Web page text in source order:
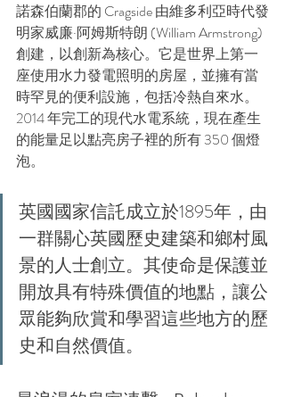
諾森伯蘭郡的 Cragside 由維多利亞時代發
明家威廉·阿姆斯特朗 (William Armstrong)
創建，以創新為核心。它是世界上第一
座使用水力發電照明的房屋，並擁有當
時罕見的便利設施，包括冷熱自來水。
2014 年完工的現代水電系統，現在產生
的能量足以點亮房子裡的所有 350 個燈
泡。
英國國家信託成立於1895年，由
一群關心英國歷史建築和鄉村風
景的人士創立。其使命是保護並
開放具有特殊價值的地點，讓公
眾能夠欣賞和學習這些地方的歷
史和自然價值。